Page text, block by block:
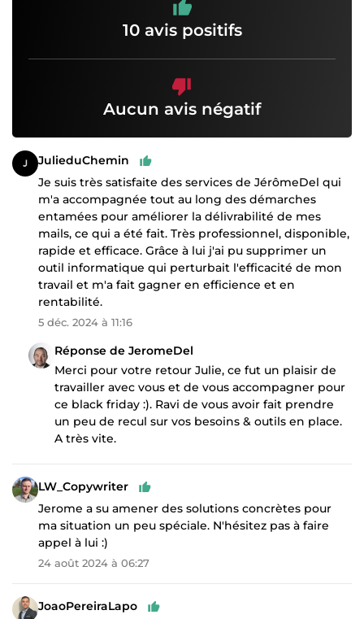
10 avis positifs
Aucun avis négatif
JulieduChemin
Je suis très satisfaite des services de JérômeDel qui
m'a accompagnée tout au long des démarches
entamées pour améliorer la délivrabilité de mes
mails, ce qui a été fait. Très professionnel, disponible,
rapide et efficace. Grâce à lui j'ai pu supprimer un
outil informatique qui perturbait l'efficacité de mon
travail et m'a fait gagner en efficience et en
rentabilité.
5 déc. 2024 à 11:16
Réponse de JeromeDel
Merci pour votre retour Julie, ce fut un plaisir de
travailler avec vous et de vous accompagner pour
ce black friday :). Ravi de vous avoir fait prendre
un peu de recul sur vos besoins & outils en place.
A très vite.
LW_Copywriter
Jerome a su amener des solutions concrètes pour
ma situation un peu spéciale. N'hésitez pas à faire
appel à lui :)
24 août 2024 à 06:27
JoaoPereiraLapo